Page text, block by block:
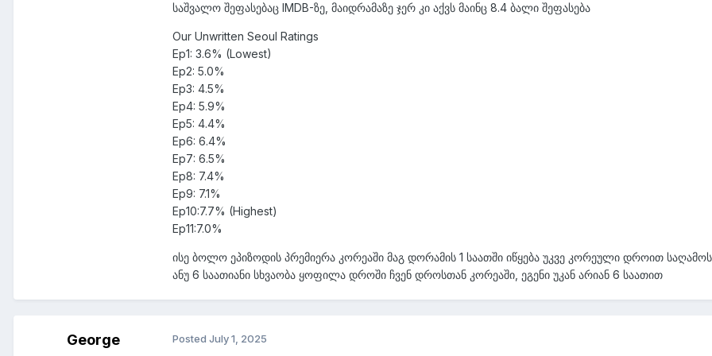
საშვალო შეფასებაც IMDB-ზე, მაიდრამაზე ჯერ კი აქვს მაინც 8.4 ბალი შეფასება
Our Unwritten Seoul Ratings
Ep1: 3.6% (Lowest)
Ep2: 5.0%
Ep3: 4.5%
Ep4: 5.9%
Ep5: 4.4%
Ep6: 6.4%
Ep7: 6.5%
Ep8: 7.4%
Ep9: 7.1%
Ep10:7.7% (Highest)
Ep11:7.0%
ისე ბოლო ეპიზოდის პრემიერა კორეაში მაგ დორამის 1 საათში იწყება უკვე კორეული დროით საღამოს
ანუ 6 საათიანი სხვაობა ყოფილა დროში ჩვენ დროსთან კორეაში, ეგენი უკან არიან 6 საათით
George Posted July 1, 2025